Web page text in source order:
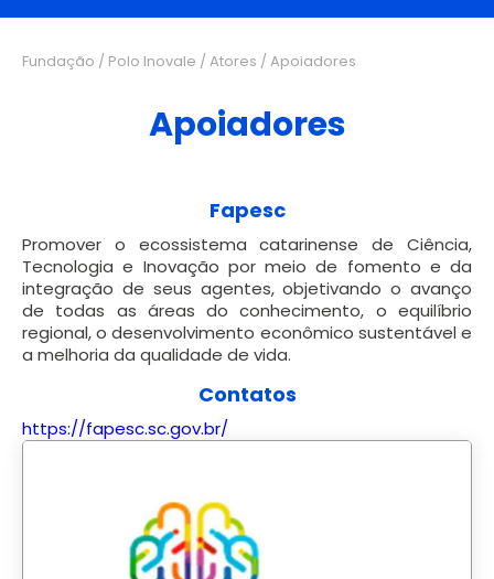
Fundação / Polo Inovale /Atores / Apoiadores
Apoiadores
Fapesc
Promover o ecossistema catarinense de Ciência,
Tecnologia e Inovação por meio de fomento e da
integração de seus agentes, objetivando o avanço
de todas as áreas do conhecimento, o equilíbrio
regional, o desenvolvimento econômico sustentável e
a melhoria da qualidade de vida.
Contatos
https://fapesc.sc.gov.br/